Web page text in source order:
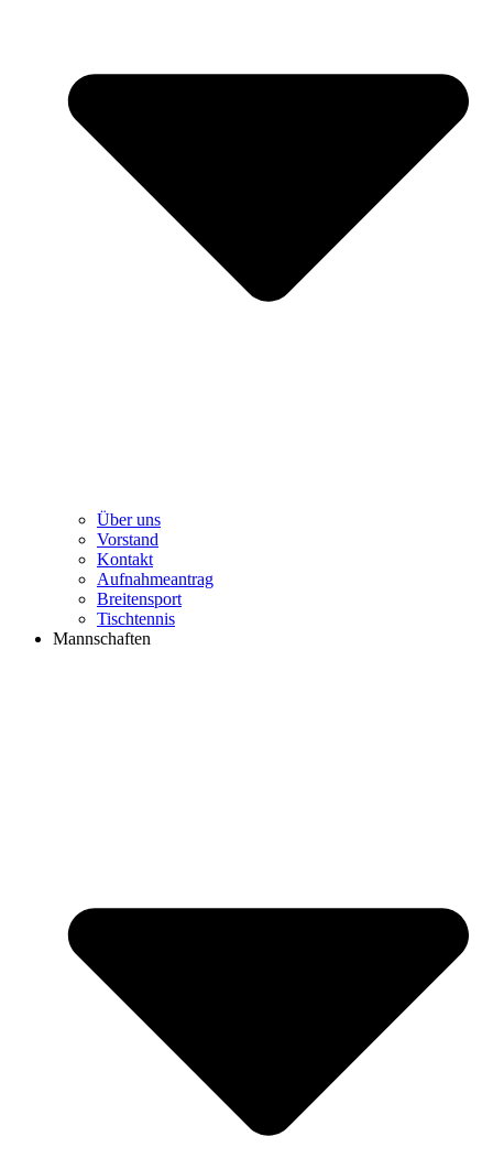
Über uns
Vorstand
Kontakt
Aufnahmeantrag
Breitensport
Tischtennis
Mannschaften